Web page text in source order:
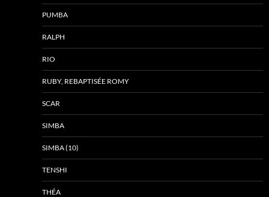
PUMBA
RALPH
RIO
RUBY, REBAPTISÉE ROMY
SCAR
SIMBA
SIMBA (10)
TENSHI
THÉA